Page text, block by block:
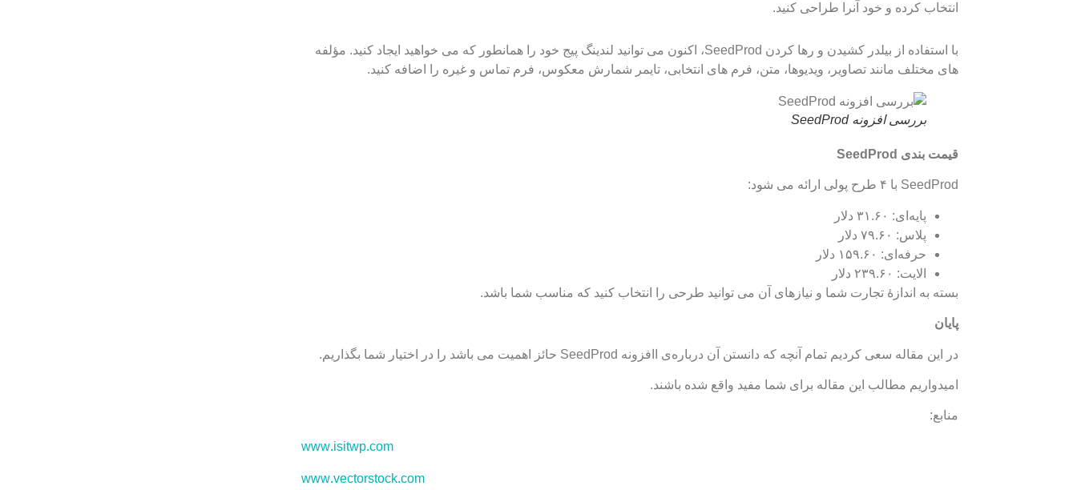
انتخاب کرده و خود آنرا طراحی کنید.
با استفاده از بیلدر کشیدن و رها کردن SeedProd، اکنون می توانید لندینگ پیج خود را همانطور که می خواهید ایجاد کنید. مؤلفه
های مختلف مانند تصاویر، ویدیوها، متن، فرم های انتخابی، تایمر شمارش معکوس، فرم تماس و غیره را اضافه کنید.
بررسی افزونه SeedProd
قیمت بندی SeedProd
SeedProd با ۴ طرح پولی ارائه می شود:
پایه‌ای: ۳۱.۶۰ دلار
پلاس: ۷۹.۶۰ دلار
حرفه‌ای: ۱۵۹.۶۰ دلار
الایت: ۲۳۹.۶۰ دلار
بسته به اندازۀ تجارت شما و نیازهای آن می توانید طرحی را انتخاب کنید که مناسب شما باشد.
پایان
در این مقاله سعی کردیم تمام آنچه که دانستن آن درباره‌ی اافزونه SeedProd حائز اهمیت می باشد را در اختیار شما بگذاریم.
امیدواریم مطالب این مقاله برای شما مفید واقع شده باشند.
منابع:
www.isitwp.com
www.vectorstock.com